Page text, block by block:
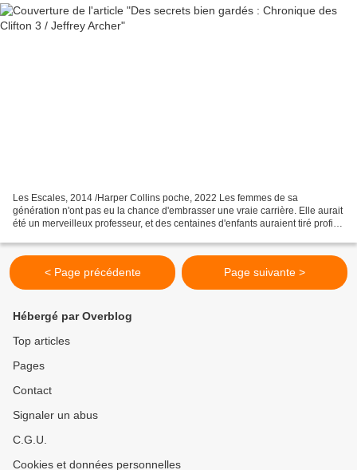
Les Escales, 2014 /Harper Collins poche, 2022 Les femmes de sa
génération n'ont pas eu la chance d'embrasser une vraie carrière. Elle aurait
été un merveilleux professeur, et des centaines d'enfants auraient tiré profit
< Page précédente Page suivante >
Hébergé par Overblog
Top articles
Pages
Contact
Signaler un abus
C.G.U.
Cookies et données personnelles